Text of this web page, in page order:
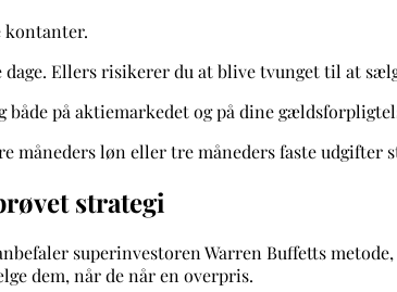
kontanter.
dage. Ellers risikerer du at blive tvunget til at
både på aktiemarkedet og på dine
måneders løn eller tre måneders faste udgifter
strategi
superinvestoren Warren Buffetts
dem, når de når en overpris.